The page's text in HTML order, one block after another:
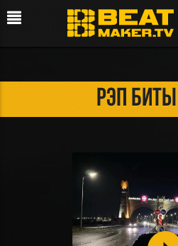
рэп биты